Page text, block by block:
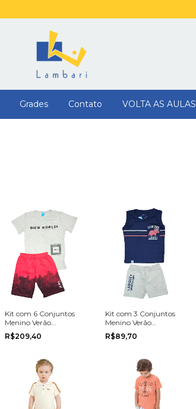
Grades Contato VOLTA AS AULAS
Kit com 6 Conjuntos
Menino Verão
Multimarca do
tamanho 4 ao 16
R$209,40
Kit com 3 Conjuntos
Menino Verão
Multimarca do
tamanho P ao 3
R$89,70